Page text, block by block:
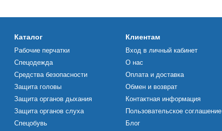
Каталог
Рабочие перчатки
Спецодежда
Средства безопасности
Защита головы
Защита органов дыхания
Защита органов слуха
Спецобувь
Клиентам
Вход в личный кабинет
О нас
Оплата и доставка
Обмен и возврат
Контактная информация
Пользовательское соглашение
Блог